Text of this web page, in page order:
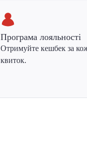
Програма лояльності
Отримуйте кешбек за
квиток.